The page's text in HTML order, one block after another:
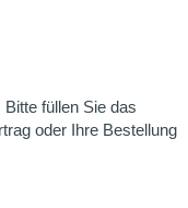
füllen Sie das
oder Ihre Bestellung